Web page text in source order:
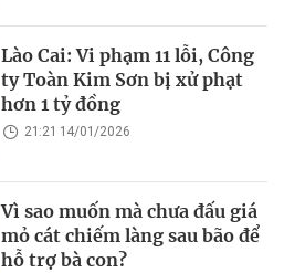
Lào Cai: Vi phạm 11 lỗi, Công
ty Toàn Kim Sơn bị xử phạt
hơn 1 tỷ đồng
21:21 14/01/2026
Vì sao muốn mà chưa đấu giá
mỏ cát chiếm làng sau bão để
hỗ trợ bà con?